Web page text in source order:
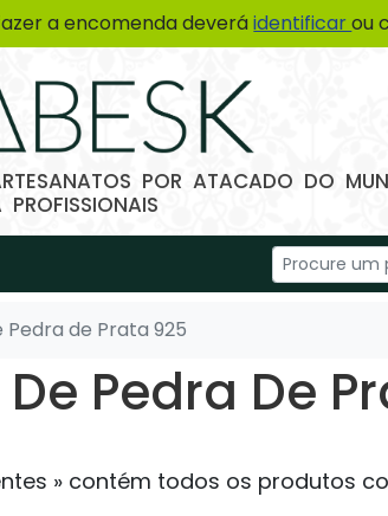
a encomenda deveráidentificarou
POR ATACADO DO
PROFISSIONAIS
Pedra de Prata 925
Pedra De
» contém todos os produtos